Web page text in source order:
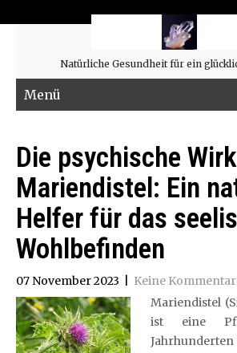
Natürliche Gesundheit für ein
Menü
Die psychische
Mariendistel: Ein
Helfer für das
Wohlbefinden
07 November 2023
Keine
Mariendistel
ist eine